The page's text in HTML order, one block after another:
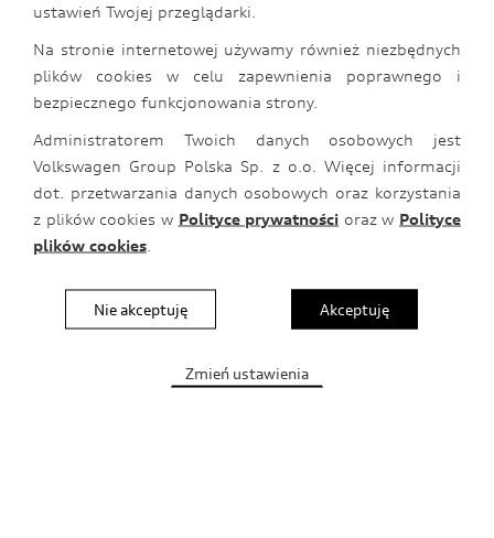
Promocja LATO 2026- Odkryj oryginalne akcesoria
Audi z korzyścią do 25 %
Latem realizuj swoje pasje dzięki specjalnej ofercie na
bezpiecznie oraz komfortowo i nie rezygnuj z niczego
– po prostu zabierz ze sobą niezbędny sprzęt
sportowy. Poznaj ofertę wybranych oryginalnych
akcesoriów Audi i zadbaj o odpowiednie wyposażenie
ustawień Twojej przeglądarki.
Na stronie internetowej używamy również niezbędnych
plików cookies w celu zapewnienia poprawnego i
bezpiecznego funkcjonowania strony.
Administratorem Twoich danych osobowych jest
Volkswagen Group Polska Sp. z o.o. Więcej informacji
dot. przetwarzania danych osobowych oraz korzystania
z plików cookies w Polityce prywatności oraz w Polityce
plików cookies
Nie akceptuję Akceptuję
Zmień ustawienia